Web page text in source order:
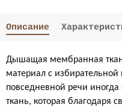
Описание
Дышащая мембранная
материал с
повседневной речи
ткань, которая благодаря